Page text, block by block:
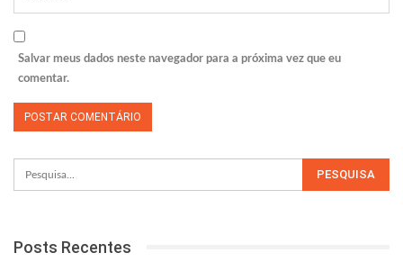
Salvar meus dados neste navegador para a próxima vez que eu
comentar.
Posts Recentes